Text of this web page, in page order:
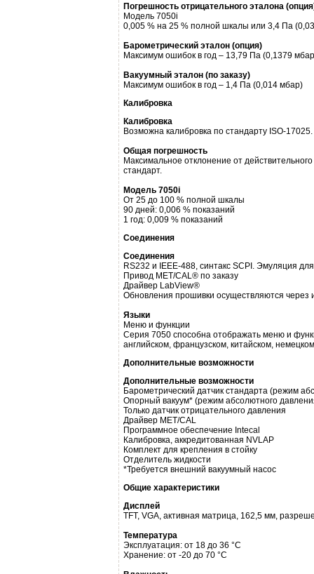
Погрешность отрицательного эталона
Модель 7050i
0,005 % на 25 % полной шкалы или 3,4 Па
Барометрический эталон (опция)
Максимум ошибок в год – 13,79 Па (0,1379
Вакуумный эталон (по заказу)
Максимум ошибок в год – 1,4 Па (0,014 мбар)
Калибровка
Калибровка
Возможна калибровка по стандарту ISO-17025.
Общая погрешность
Максимальное отклонение от
стандарт.
Модель 7050i
От 25 до 100 % полной шкалы
90 дней: 0,006 % показаний
1 год: 0,009 % показаний
Соединения
Соединения
RS232 и IEEE-488, синтакс SCPI. Эмуляция
Привод MET/CAL® по заказу
Драйвер LabView®
Обновления прошивки осуществляются через
Языки
Меню и функции
Серия 7050 способна отображать меню и
английском, французском, китайском,
Дополнительные возможности
Дополнительные возможности
Барометрический датчик стандарта (режим
Опорный вакуум* (режим абсолютного
Только датчик отрицательного давления
Драйвер MET/CAL
Программное обеспечение Intecal
Калибровка, аккредитованная NVLAP
Комплект для крепления в стойку
Отделитель жидкости
*Требуется внешний вакуумный насос
Общие характеристики
Дисплей
TFT, VGA, активная матрица, 162,5 мм,
Температура
Эксплуатация: от 18 до 36 °C
Хранение: от -20 до 70 °C